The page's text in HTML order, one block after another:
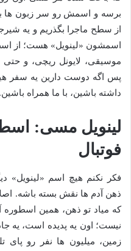
برسه و اسمش رو سر زبون ها
از سطح ماجرا بگذریم و یه
اسمشون «لینویل» هست؛ از
موسیقی، لایونل ریچی، و
پس اگه دوست دارین یه سفر
داشته باشین، با ما همراه باشین.
لینویل مسی:
فوتبال
فکر نکنم هیچ اسم «لینویل»
ذهن آدم ها نقش بسته باشه.
که میاد تو ذهن، همین اسطوره
نیست؛ اون یه پدیده است، یه
زمین، میلیون ها نفر رو پای